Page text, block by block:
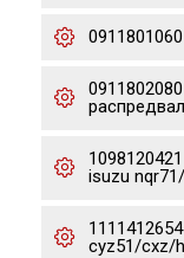
isuzu
cyz51/cxz/